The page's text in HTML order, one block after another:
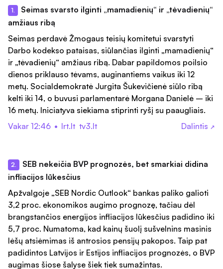
1.
Seimas svarsto ilginti „mamadienių“ ir „tėvadienių“
amžiaus ribą
Seimas perdavė Žmogaus teisių komitetui svarstyti
Darbo kodekso pataisas, siūlančias ilginti „mamadienių“
ir „tėvadienių“ amžiaus ribą. Dabar papildomos poilsio
dienos priklauso tėvams, auginantiems vaikus iki 12
metų. Socialdemokratė Jurgita Šukevičienė siūlo ribą
kelti iki 14, o buvusi parlamentarė Morgana Danielė – iki
16 metų. Iniciatyva siekiama stiprinti ryšį su paaugliais.
Vakar 12:46 • lrt.lt tv3.lt Dalintis ↗
2.
SEB nekeičia BVP prognozės, bet smarkiai didina
infliacijos lūkesčius
Apžvalgoje „SEB Nordic Outlook“ bankas paliko galioti
3,2 proc. ekonomikos augimo prognozę, tačiau dėl
brangstančios energijos infliacijos lūkesčius padidino iki
5,7 proc. Numatoma, kad kainų šuolį sušvelnins masinis
lėšų atsiėmimas iš antrosios pensijų pakopos. Taip pat
padidintos Latvijos ir Estijos infliacijos prognozės, o BVP
augimas šiose šalyse šiek tiek sumažintas.